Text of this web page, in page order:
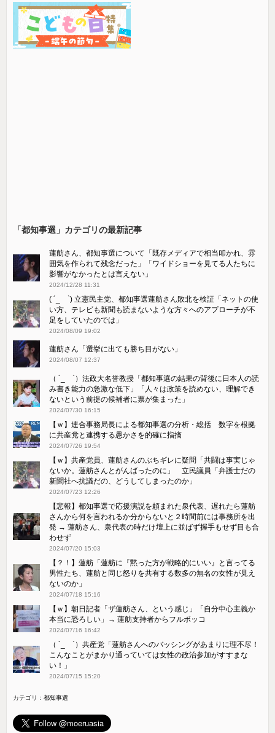
「都知事選」カテゴリの最新記事
蓮舫さん、都知事選について「既存メディアで相当叩かれ、雰
囲気を作られて残念だった」「ワイドショーを見てる人たちに
影響がなかったとは言えない」
2024/12/28 11:31
( ´_ゝ`) 立憲民主党、都知事選蓮舫さん敗北を検証「ネットの使
い方、テレビも新聞も読まないような方々へのアプローチが不
足をしていたのでは」
2024/08/09 19:02
蓮舫さん「選挙に出ても勝ち目がない」
2024/08/07 12:37
（ ´_ゝ`）法政大名誉教授「都知事選の結果の背後に日本人の読
み書き能力の急激な低下」「人々は政策を読めない、理解でき
ないという前提の候補者に票が集まった」
2024/07/30 16:15
【ｗ】連合事務局長による都知事選の分析・総括 数字を根拠
に共産党と連携する愚かさを的確に指摘
2024/07/26 19:54
【ｗ】共産党員、蓮舫さんのぶちギレに疑問「共闘は事実じゃ
ないか。蓮舫さんとがんばったのに」 立民議員「弁護士だの
新聞社へ抗議だの、どうしてしまったのか」
2024/07/23 12:26
【悲報】都知事選で応援演説を頼まれた泉代表、遅れたら蓮舫
さんから何を言われるか分からないと２時間前には事務所を出
発 → 蓮舫さん、泉代表の時だけ壇上に並ばず握手もせず目も合
わせず
2024/07/20 15:03
【？！】蓮舫「蓮舫に『黙った方が戦略的にいい』と言ってる
男性たち、蓮舫と同じ怒りを共有する数多の無名の女性が見え
ないのか」
2024/07/18 15:16
【ｗ】朝日記者「ザ蓮舫さん、という感じ」「自分中心主義か
本当に恐ろしい」→ 蓮舫支持者からフルボッコ
2024/07/16 16:42
（ ´_ゝ`）共産党「蓮舫さんへのバッシングがあまりに理不尽！
こんなことがまかり通っていては女性の政治参加がすすまな
い！」
2024/07/15 15:20
カテゴリ：都知事選